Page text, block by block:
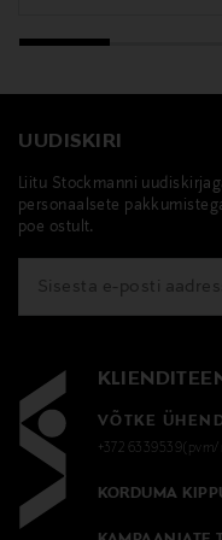
UUDISKIRI
Liitu Stockmanni
personaalsete
poe ostult.
VÕTKE
+372
KORDUMA